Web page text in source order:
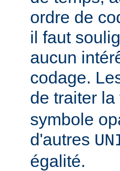
ordre de
il faut
aucun
codage.
de traiter
symbole
d'autres
égalité.